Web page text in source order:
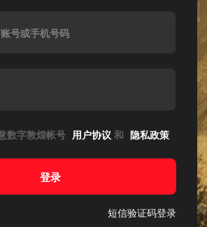
号或手机号码
数字敦煌帐号 用户协议 和 隐私政策
登录
短信验证码登录